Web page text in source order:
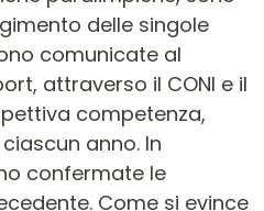
delle singole
comunicate al
attraverso il CONI e il
competenza,
anno. In
confermate le
Come si evince